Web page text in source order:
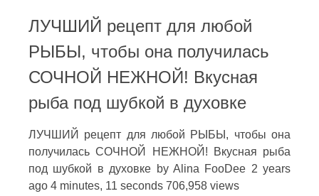
ЛУЧШИЙ рецепт для любой
РЫБЫ, чтобы она получилась
СОЧНОЙ НЕЖНОЙ! Вкусная
рыба под шубкой в духовке
ЛУЧШИЙ рецепт для любой РЫБЫ, чтобы она
получилась СОЧНОЙ НЕЖНОЙ! Вкусная рыба
под шубкой в духовке by Alina FooDee 2 years
ago 4 minutes, 11 seconds 706,958 views